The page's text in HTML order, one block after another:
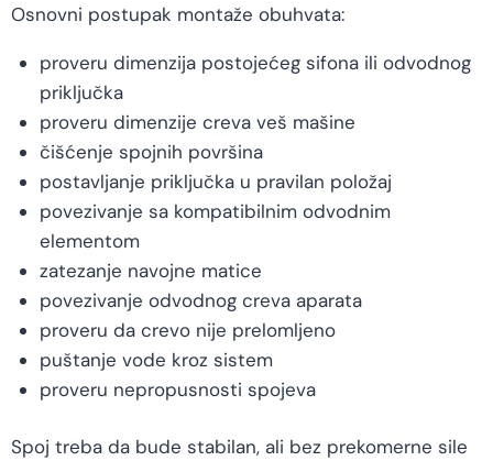
Osnovni postupak montaže obuhvata:
proveru dimenzija postojećeg sifona ili odvodnog
priključka
proveru dimenzije creva veš mašine
čišćenje spojnih površina
postavljanje priključka u pravilan položaj
povezivanje sa kompatibilnim odvodnim
elementom
zatezanje navojne matice
povezivanje odvodnog creva aparata
proveru da crevo nije prelomljeno
puštanje vode kroz sistem
proveru nepropusnosti spojeva
Spoj treba da bude stabilan, ali bez prekomerne sile